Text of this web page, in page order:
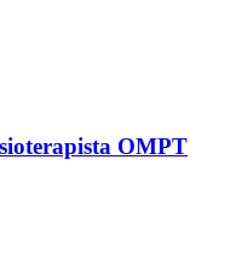
OMPT